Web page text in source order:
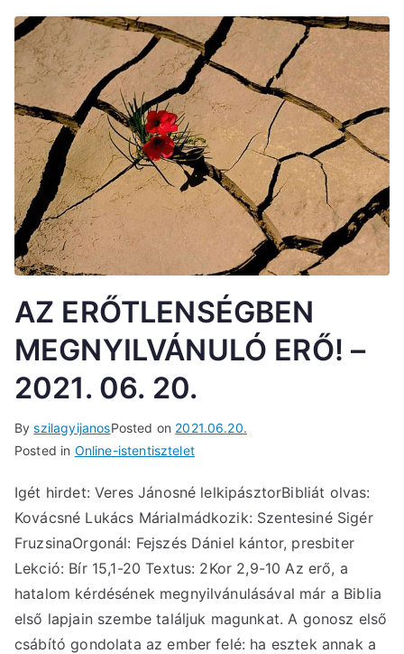
AZ ERŐTLENSÉGBEN
MEGNYILVÁNULÓ ERŐ! –
2021. 06. 20.
ByszilagyijanosPosted on 2021.06.20.
Posted in Online-istentisztelet
Igét hirdet: Veres Jánosné lelkipásztorBibliát olvas:
Kovácsné Lukács MáriaImádkozik: Szentesiné Sigér
FruzsinaOrgonál: Fejszés Dániel kántor, presbiter
Lekció: Bír 15,1-20 Textus: 2Kor 2,9-10 Az erő, a
hatalom kérdésének megnyilvánulásával már a Biblia
első lapjain szembe találjuk magunkat. A gonosz első
csábító gondolata az ember felé: ha esztek annak a